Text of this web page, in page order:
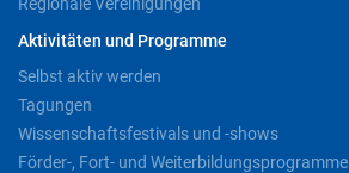
Regionale Vereinigungen
Aktivitäten und Programme
Selbst aktiv werden
Tagungen
Wissenschaftsfestivals und -shows
Förder-, Fort- und Weiterbildungsprogramme